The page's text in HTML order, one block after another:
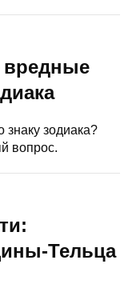
вредные
зодиака?
вопрос.
Тельца